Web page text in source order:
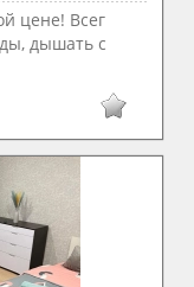
цене! Всег
дышать с